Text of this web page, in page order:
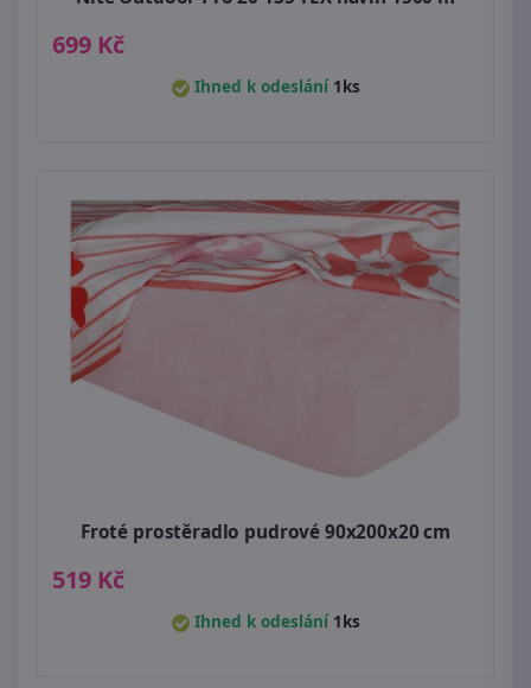
699 Kč
Ihned k odeslání 1ks
Froté prostěradlo pudrové 90x200x20 cm
519 Kč
Ihned k odeslání 1ks